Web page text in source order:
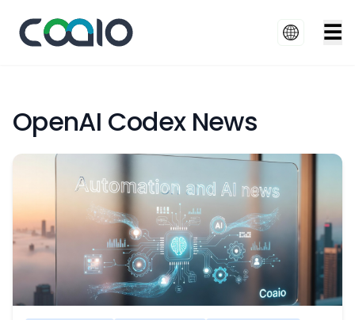
☰
OpenAI Codex News